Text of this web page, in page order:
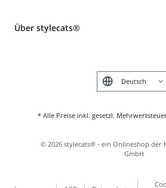
Produkte reklamieren und
Tierkrankenversicherung
Über stylecats®
* Alle Preise inkl. gesetzl.
English
© 2026 stylecats® - ein Onlineshop der
GmbH